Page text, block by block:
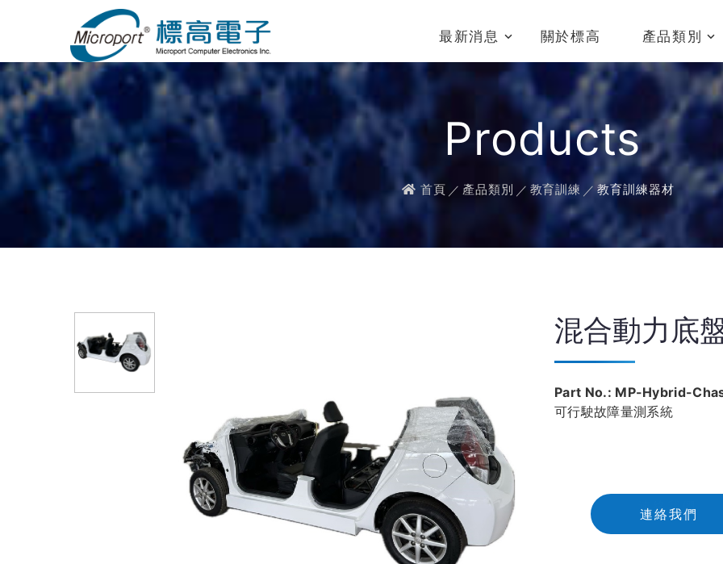
最新消息 關於標高 產品類別
Products
首頁 產品類別 教育訓練 教育訓練器材
混合動力底
Part No.: MP-Hybrid-
可行駛故障量測系統
連 絡 我 們
連絡我們